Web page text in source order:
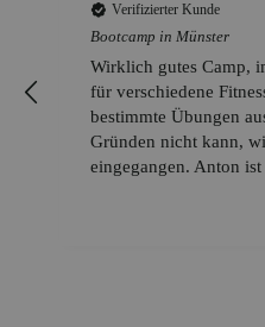
Verifizierter Kunde
Bootcamp in Münster
Wirklich gutes Camp,
für verschiedene
bestimmte Übungen
Gründen nicht kann,
eingegangen. Anton